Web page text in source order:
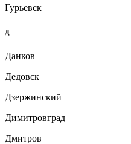
Гурьевск
Д
Данков
Дедовск
Дзержинский
Димитровград
Дмитров